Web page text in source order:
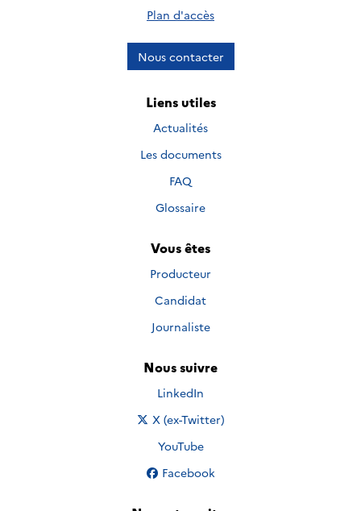
Plan d'accès
Nous contacter
Liens utiles
Actualités
Les documents
FAQ
Glossaire
Vous êtes
Producteur
Candidat
Journaliste
Nous suivre
Nous suivre sur
LinkedIn
Nous suivre sur
X (ex-Twitter)
Nous suivre sur
YouTube
Nous suivre sur
Facebook